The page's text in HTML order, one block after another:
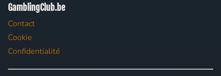
GamblingClub.be
Contact
Cookie
Confidentialité